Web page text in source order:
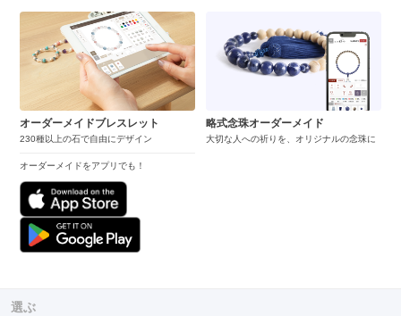
オーダーメイドブレスレット
230種以上の石で自由にデザイン
オーダーメイドをアプリでも！
略式念珠オーダーメイド
大切な人への祈りを、オリジナルの念珠に
選ぶ